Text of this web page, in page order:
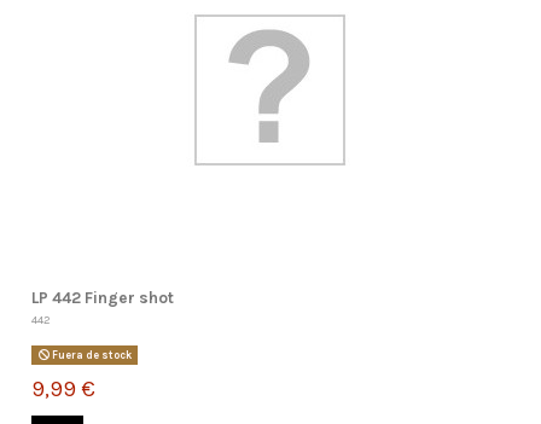
LP 442 Finger shot
442
Fuera de stock
9,99 €